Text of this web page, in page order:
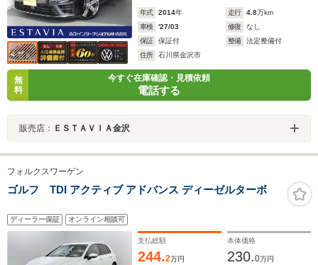
年式 2014年 走行 4.8万km
車検
'27/03 修復
なし
保証
保証付 整備
法定整備付
住所
石川県金沢市
無
料
今すぐ在庫確認・見積依頼
電話する
販売店： ＥＳＴＡＶＩＡ金沢
フォルクスワーゲン
ゴルフ TDI アクティブ アドバンス ディーゼルターボ
ディーラー保証 オンライン相談可
支払総額
244.2万円
本体価格
230.0万円